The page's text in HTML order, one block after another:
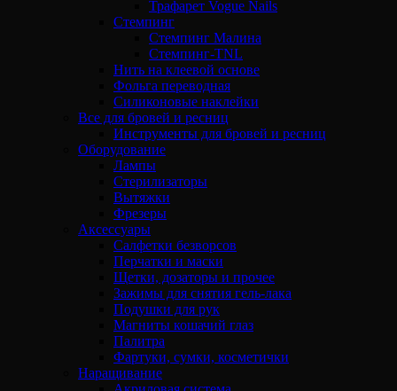
Трафарет Vogue Nails
Стемпинг
Стемпинг Малина
Стемпинг-TNL
Нить на клеевой основе
Фольга переводная
Силиконовые наклейки
Все для бровей и ресниц
Инструменты для бровей и ресниц
Оборудование
Лампы
Стерилизаторы
Вытяжки
Фрезеры
Аксессуары
Салфетки безворсов
Перчатки и маски
Щетки, дозаторы и прочее
Зажимы для снятия гель-лака
Подушки для рук
Магниты кошачий глаз
Палитра
Фартуки, сумки, косметички
Наращивание